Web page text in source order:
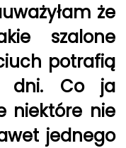
że
szalone
potrafią
dni. Co ja
niektóre nie
jednego